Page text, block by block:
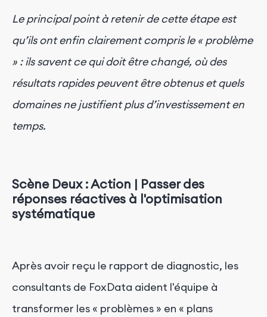
Le principal point à retenir de cette étape est
qu’ils ont enfin clairement compris le « problème
» : ils savent ce qui doit être changé, où des
résultats rapides peuvent être obtenus et quels
domaines ne justifient plus d’investissement en
temps.
Scène Deux : Action | Passer des
réponses réactives à l'optimisation
systématique
Après avoir reçu le rapport de diagnostic, les
consultants de FoxData aident l'équipe à
transformer les « problèmes » en « plans